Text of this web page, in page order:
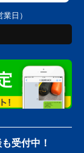
日）
受付中！